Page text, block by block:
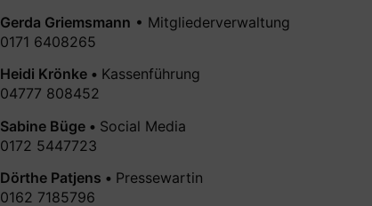
Gerda Griemsmann • Mitgliederverwaltung
0171 6408265
Heidi Krönke • Kassenführung
04777 808452
Sabine Büge • Social Media
0172 5447723
Dörthe Patjens • Pressewartin
0162 7185796